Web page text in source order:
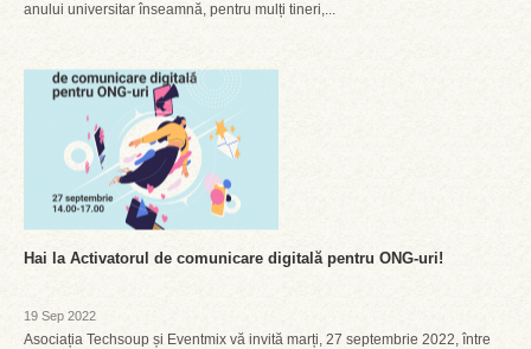
anului universitar înseamnă, pentru mulți tineri,...
Hai la Activatorul de comunicare digitală pentru ONG-uri!
19 Sep 2022
Asociația Techsoup și Eventmix vă invită marți, 27 septembrie 2022, între